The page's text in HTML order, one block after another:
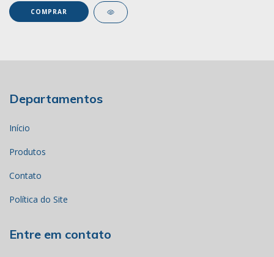
COMPRAR
Departamentos
Início
Produtos
Contato
Política do Site
Entre em contato